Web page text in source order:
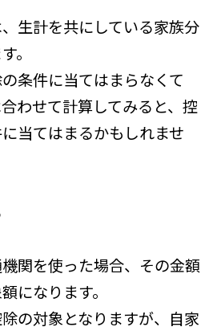
生計を共にしている家族分
。
条件に当てはまらなくて
わせて計算してみると、控
当てはまるかもしれませ
関を使った場合、その金額
になります。
の対象となりますが、自家